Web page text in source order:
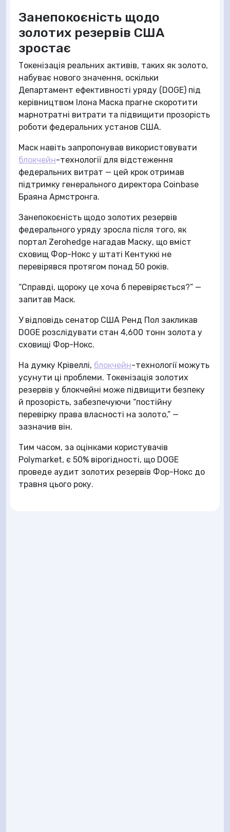
Занепокоєність щодо
золотих резервів США
зростає
Токенізація реальних активів, таких як золото,
набуває нового значення, оскільки
Департамент ефективності уряду (DOGE) під
керівництвом Ілона Маска прагне скоротити
марнотратні витрати та підвищити прозорість
роботи федеральних установ США.
Маск навіть запропонував використовувати
блокчейн-технології для відстеження
федеральних витрат — цей крок отримав
підтримку генерального директора Coinbase
Браяна Армстронга.
Занепокоєність щодо золотих резервів
федерального уряду зросла після того, як
портал Zerohedge нагадав Маску, що вміст
сховищ Фор-Нокс у штаті Кентуккі не
перевірявся протягом понад 50 років.
“Справді, щороку це хоча б перевіряється?” —
запитав Маск.
У відповідь сенатор США Ренд Пол закликав
DOGE розслідувати стан 4,600 тонн золота у
сховищі Фор-Нокс.
На думку Крівеллі, блокчейн-технології можуть
усунути ці проблеми. Токенізація золотих
резервів у блокчейні може підвищити безпеку
й прозорість, забезпечуючи “постійну
перевірку права власності на золото,” —
зазначив він.
Тим часом, за оцінками користувачів
Polymarket, є 50% вірогідності, що DOGE
проведе аудит золотих резервів Фор-Нокс до
травня цього року.